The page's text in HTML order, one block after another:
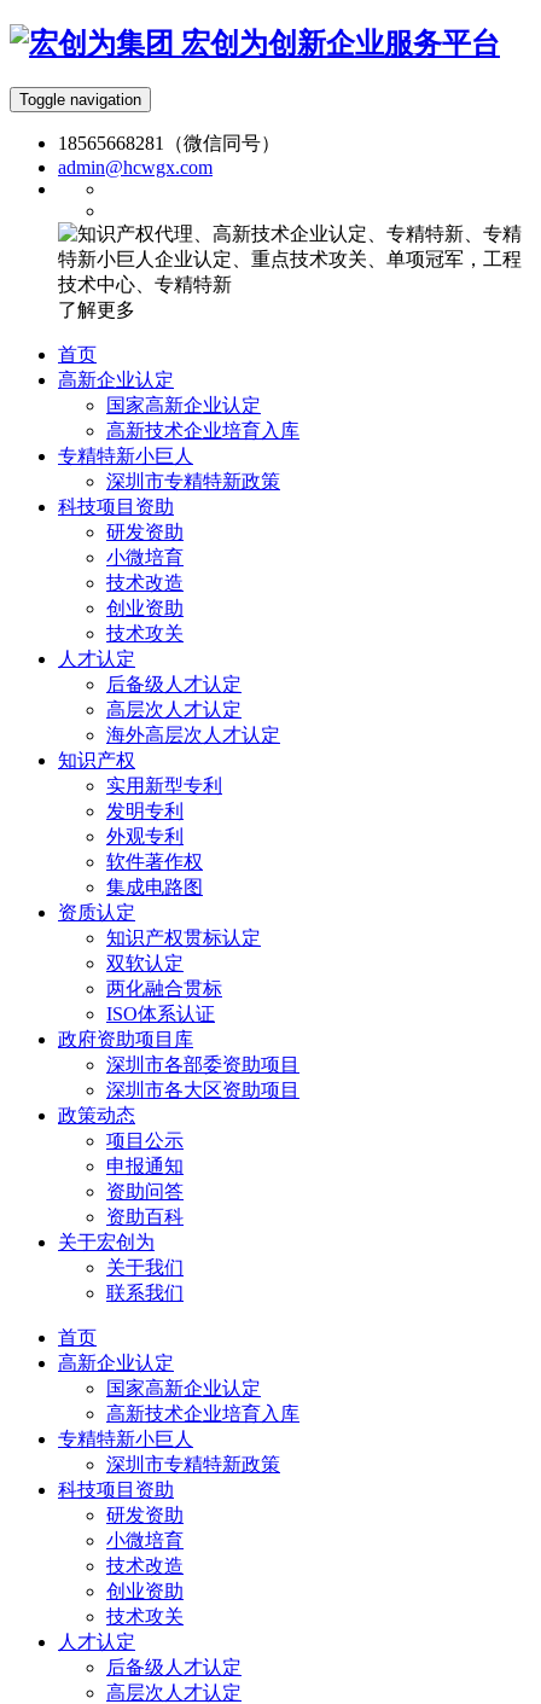
宏创为创新企业服务平台
Toggle navigation
18565668281（微信同号）
admin@hcwgx.com
了解更多
首页
高新企业认定
国家高新企业认定
高新技术企业培育入库
专精特新小巨人
深圳市专精特新政策
科技项目资助
研发资助
小微培育
技术改造
创业资助
技术攻关
人才认定
后备级人才认定
高层次人才认定
海外高层次人才认定
知识产权
实用新型专利
发明专利
外观专利
软件著作权
集成电路图
资质认定
知识产权贯标认定
双软认定
两化融合贯标
ISO体系认证
政府资助项目库
深圳市各部委资助项目
深圳市各大区资助项目
政策动态
项目公示
申报通知
资助问答
资助百科
关于宏创为
关于我们
联系我们
首页
高新企业认定
国家高新企业认定
高新技术企业培育入库
专精特新小巨人
深圳市专精特新政策
科技项目资助
研发资助
小微培育
技术改造
创业资助
技术攻关
人才认定
后备级人才认定
高层次人才认定